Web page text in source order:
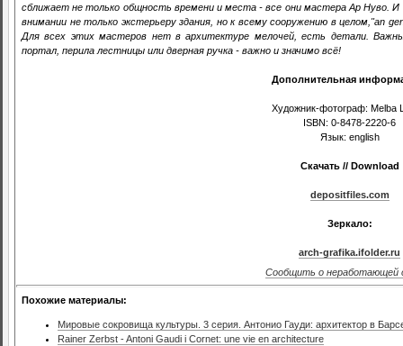
сближает не только общность времени и места - все они мастера Ар Нуво. И
внимании не только экстерьеру здания, но к всему сооружению в целом,"an
Для всех этих мастеров нет в архитектуре мелочей, есть детали.
портал, перила лестницы или дверная ручка - важно и значимо всё!
Дополнительная
Художник-фотограф: Melba
ISBN: 0-8478-2220-6
Язык: english
Скачать // Download
depositfiles.com
Зеркало:
arch-grafika.ifolder.ru
Сообщить о неработающей
Похожие материалы:
Мировые сокровища культуры. 3 серия. Антонио Гауди: архитектор в
Rainer Zerbst - Antoni Gaudi i Cornet: une vie en architeсture